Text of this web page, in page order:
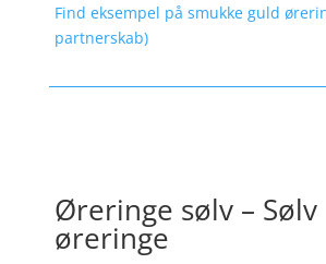
Find eksempel på smukke guld
partnerskab)
Øreringe sølv – Sølv
øreringe